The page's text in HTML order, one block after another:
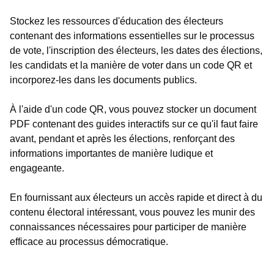
Stockez les ressources d'éducation des électeurs
contenant des informations essentielles sur le processus
de vote, l'inscription des électeurs, les dates des élections,
les candidats et la manière de voter dans un code QR et
incorporez-les dans les documents publics.
À l'aide d'un code QR, vous pouvez stocker un document
PDF contenant des guides interactifs sur ce qu'il faut faire
avant, pendant et après les élections, renforçant des
informations importantes de manière ludique et
engageante.
En fournissant aux électeurs un accès rapide et direct à du
contenu électoral intéressant, vous pouvez les munir des
connaissances nécessaires pour participer de manière
efficace au processus démocratique.